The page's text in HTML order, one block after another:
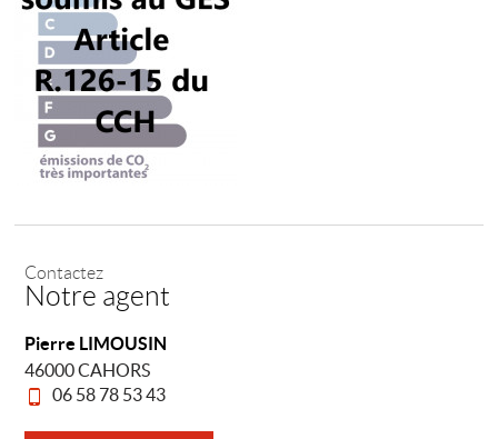
Contactez
Notre agent
Pierre LIMOUSIN
46000 CAHORS
06 58 78 53 43